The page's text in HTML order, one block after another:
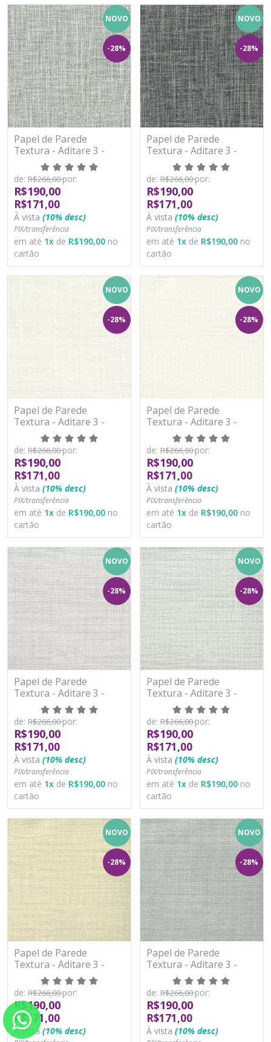
NOVO
-28%
Papel de Parede
Textura - Aditare 3 -
AD300408R - Vinílico
de: R$266,00por:
R$190,00
R$171,00
À vista (10% desc)
PIX/transferência
em até 1x de R$190,00 no
cartão
NOVO
-28%
Papel de Parede
Textura - Aditare 3 -
AD300409R - Vinílico
de: R$266,00por:
R$190,00
R$171,00
À vista (10% desc)
PIX/transferência
em até 1x de R$190,00 no
cartão
NOVO
-28%
Papel de Parede
Textura - Aditare 3 -
AD300501R - Vinílico
de: R$266,00por:
R$190,00
R$171,00
À vista (10% desc)
PIX/transferência
em até 1x de R$190,00 no
cartão
NOVO
-28%
Papel de Parede
Textura - Aditare 3 -
AD300502R - Vinílico
de: R$266,00por:
R$190,00
R$171,00
À vista (10% desc)
PIX/transferência
em até 1x de R$190,00 no
cartão
NOVO
-28%
Papel de Parede
Textura - Aditare 3 -
AD300503R - Vinílico
de: R$266,00por:
R$190,00
R$171,00
À vista (10% desc)
PIX/transferência
em até 1x de R$190,00 no
cartão
NOVO
-28%
Papel de Parede
Textura - Aditare 3 -
AD300504R - Vinílico
de: R$266,00por:
R$190,00
R$171,00
À vista (10% desc)
PIX/transferência
em até 1x de R$190,00 no
cartão
NOVO
-28%
Papel de Parede
Textura - Aditare 3 -
AD300505R - Vinílico
de: R$266,00por:
R$190,00
R$171,00
À vista (10% desc)
NOVO
-28%
Papel de Parede
Textura - Aditare 3 -
AD300506R - Vinílico
de: R$266,00por:
R$190,00
R$171,00
À vista (10% desc)